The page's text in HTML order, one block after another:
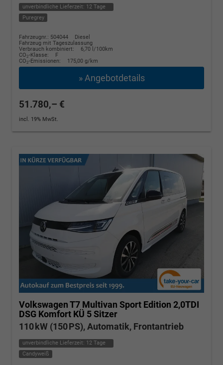
unverbindliche Lieferzeit: 12 Tage
Puregrey
Fahrzeugnr.: 504044
Diesel
Fahrzeug mit Tageszulassung
Verbrauch kombiniert:
6,70 l/100km
CO2-Klasse:
F
CO2-Emissionen: 175,00 g/km
» Angebotdetails
51.780,– €
incl. 19% MwSt.
Volkswagen T7 Multivan Sport Edition 2,0TDI
DSG Komfort KÜ 5 Sitzer
110 kW (150 PS), Automatik, Frontantrieb
unverbindliche Lieferzeit: 12 Tage
Candyweiß